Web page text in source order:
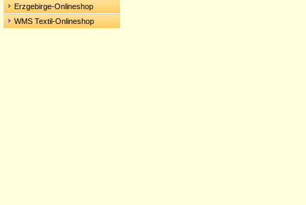
Erzgebirge-Onlineshop
WMS Textil-Onlineshop